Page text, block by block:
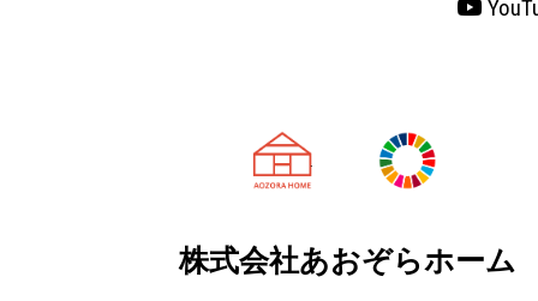
天理市の注文
株式会社あおぞらホーム